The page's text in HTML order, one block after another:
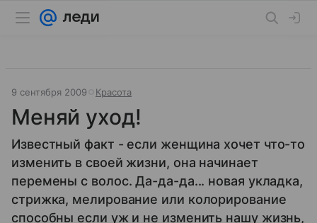
9 сентября 2009 Красота
Меняй уход!
Известный факт - если женщина хочет что-то
изменить в своей жизни, она начинает
перемены с волос. Да-да-да... новая укладка,
стрижка, мелирование или колорирование
способны если уж и не изменить нашу жизнь,